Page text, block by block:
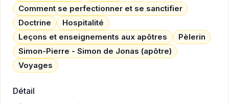
Comment se perfectionner et se sanctifier
Doctrine
Hospitalité
Leçons et enseignements aux apôtres
Pèlerin
Simon-Pierre - Simon de Jonas (apôtre)
Voyages
Détail